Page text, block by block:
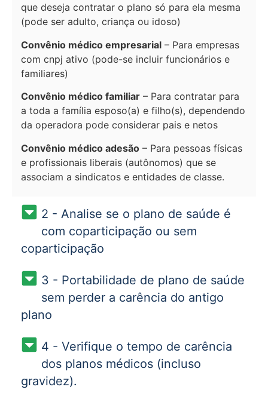
que deseja contratar o plano só para ela mesma
(pode ser adulto, criança ou idoso)
Convênio médico empresarial – Para empresas
com cnpj ativo (pode-se incluir funcionários e
familiares)
Convênio médico familiar – Para contratar para
a toda a família esposo(a) e filho(s), dependendo
da operadora pode considerar pais e netos
Convênio médico adesão – Para pessoas físicas
e profissionais liberais (autônomos) que se
associam a sindicatos e entidades de classe.
2 - Analise se o plano de saúde é
com coparticipação ou sem
coparticipação
3 - Portabilidade de plano de saúde
sem perder a carência do antigo
plano
4 - Verifique o tempo de carência
dos planos médicos (incluso
gravidez).